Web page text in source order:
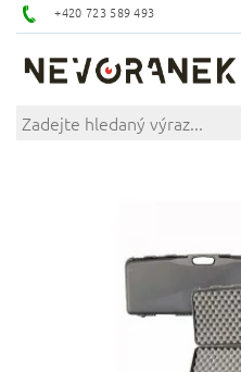
+420 723 589 493